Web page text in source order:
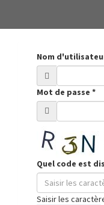
Nom
Mot de passe *
Quel code est
Saisir les